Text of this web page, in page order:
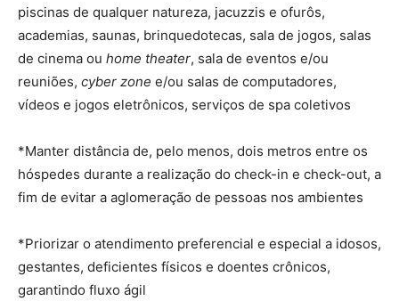
piscinas de qualquer natureza, jacuzzis e ofurôs,
academias, saunas, brinquedotecas, sala de jogos, salas
de cinema ou home theater, sala de eventos e/ou
reuniões, cyber zone e/ou salas de computadores,
vídeos e jogos eletrônicos, serviços de spa coletivos
*Manter distância de, pelo menos, dois metros entre os
hóspedes durante a realização do check-in e check-out, a
fim de evitar a aglomeração de pessoas nos ambientes
*Priorizar o atendimento preferencial e especial a idosos,
gestantes, deficientes físicos e doentes crônicos,
garantindo fluxo ágil